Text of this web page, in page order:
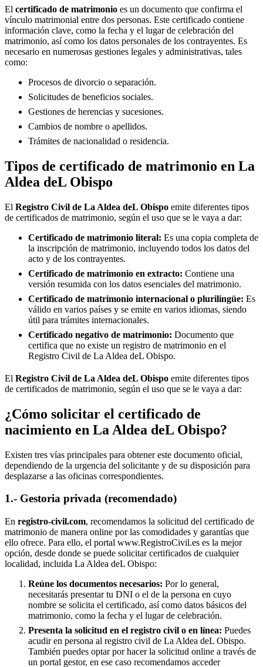
El certificado de matrimonio es un documento que confirma el
vínculo matrimonial entre dos personas. Este certificado contiene
información clave, como la fecha y el lugar de celebración del
matrimonio, así como los datos personales de los contrayentes. Es
necesario en numerosas gestiones legales y administrativas, tales
como:
Procesos de divorcio o separación.
Solicitudes de beneficios sociales.
Gestiones de herencias y sucesiones.
Cambios de nombre o apellidos.
Trámites de nacionalidad o residencia.
Tipos de certificado de matrimonio en La
Aldea deL Obispo
El Registro Civil de La Aldea deL Obispo emite diferentes tipos
de certificados de matrimonio, según el uso que se le vaya a dar:
Certificado de matrimonio literal: Es una copia completa de
la inscripción de matrimonio, incluyendo todos los datos del
acto y de los contrayentes.
Certificado de matrimonio en extracto: Contiene una
versión resumida con los datos esenciales del matrimonio.
Certificado de matrimonio internacional o plurilingüe: Es
válido en varios países y se emite en varios idiomas, siendo
útil para trámites internacionales.
Certificado negativo de matrimonio: Documento que
certifica que no existe un registro de matrimonio en el
Registro Civil de La Aldea deL Obispo.
El Registro Civil de La Aldea deL Obispo emite diferentes tipos
de certificados de matrimonio, según el uso que se le vaya a dar:
¿Cómo solicitar el certificado de
nacimiento en La Aldea deL Obispo?
Existen tres vías principales para obtener este documento oficial,
dependiendo de la urgencia del solicitante y de su disposición para
desplazarse a las oficinas correspondientes.
1.- Gestoria privada (recomendado)
En registro-civil.com, recomendamos la solicitud del certificado de
matrimonio de manera online por las comodidades y garantías que
ello ofrece. Para ello, el portal www.RegistroCivil.es es la mejor
opción, desde donde se puede solicitar certificados de cualquier
localidad, incluida La Aldea deL Obispo:
Reúne los documentos necesarios: Por lo general,
necesitarás presentar tu DNI o el de la persona en cuyo
nombre se solicita el certificado, así como datos básicos del
matrimonio, como la fecha y el lugar de celebración.
Presenta la solicitud en el registro civil o en línea: Puedes
acudir en persona al registro civil de La Aldea deL Obispo.
También puedes optar por hacer la solicitud online a través de
un portal gestor, en ese caso recomendamos acceder